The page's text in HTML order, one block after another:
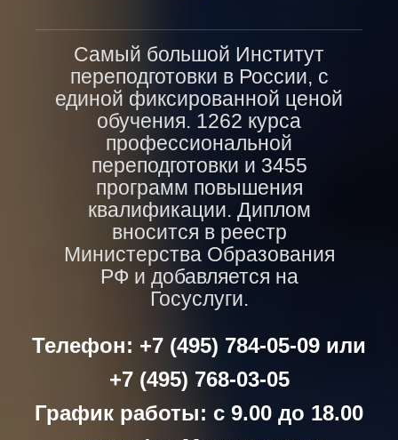
Самый большой Институт
переподготовки в России, с
единой фиксированной ценой
обучения. 1262 курса
профессиональной
переподготовки и 3455
программ повышения
квалификации. Диплом
вносится в реестр
Министерства Образования
РФ и добавляется на
Госуслуги.
Телефон: +7 (495) 784-05-09 или
+7 (495) 768-03-05
График работы: с 9.00 до 18.00